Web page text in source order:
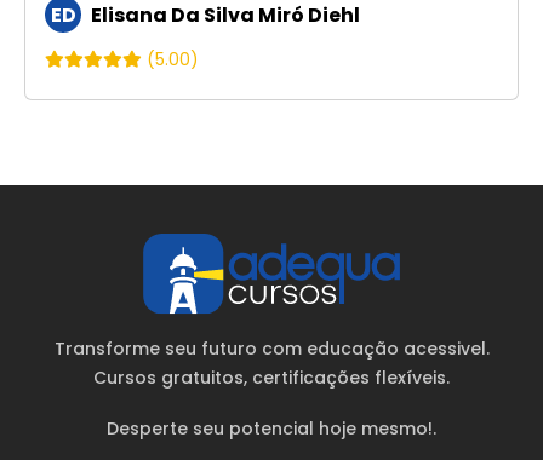
ED Elisana Da Silva Miró Diehl
(5.00)
Transforme seu futuro com educação acessivel.
Cursos gratuitos, certificações flexíveis.
Desperte seu potencial hoje mesmo!.